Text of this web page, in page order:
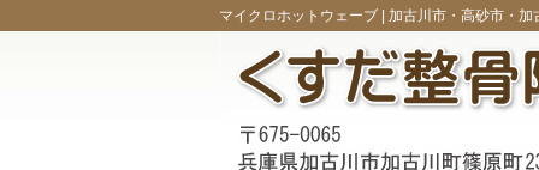
マイクロホットウェーブ | 加古川市・高砂市・加